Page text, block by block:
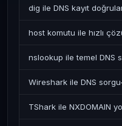
dig ile DNS kayıt
host komutu ile hızlı
nslookup ile temel DNS
Wireshark ile DNS
TShark ile NXDOMAIN